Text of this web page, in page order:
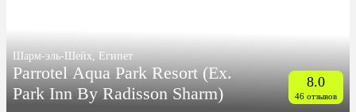
Шарм-эль-Шейх, Египет
Parrotel Aqua Park Resort (Ex.
Park Inn By Radisson Sharm)
8.0
46 отзывов